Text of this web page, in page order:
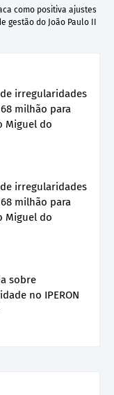
como positiva ajustes
gestão do João Paulo II
irregularidades
milhão para
Miguel do
irregularidades
milhão para
Miguel do
sobre
no IPERON